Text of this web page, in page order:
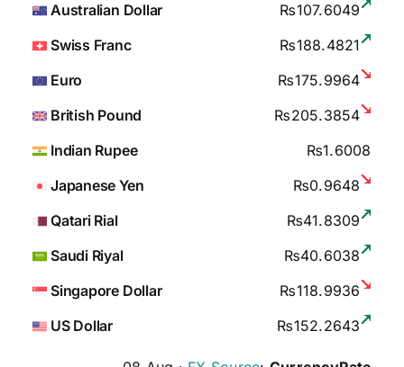
Australian Dollar
₨107.6049
Swiss Franc
₨188.4821
Euro
₨175.9964
British Pound
₨205.3854
Indian Rupee
₨1.6008
Japanese Yen
₨0.9648
Qatari Rial
₨41.8309
Saudi Riyal
₨40.6038
Singapore Dollar
₨118.9936
US Dollar
₨152.2643